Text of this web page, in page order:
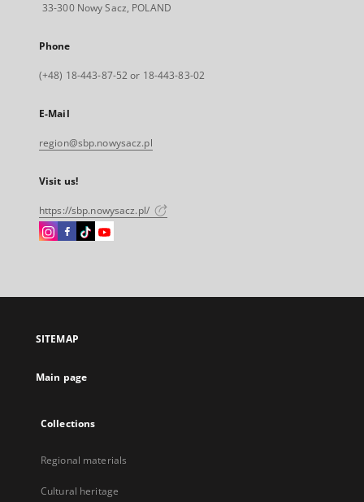
33-300 Nowy Sacz, POLAND
Phone
(+48) 18-443-87-52 or 18-443-83-02
E-Mail
region@sbp.nowysacz.pl
Visit us!
https://sbp.nowysacz.pl/
Instagram
open
new
Facebook
open
new
Instagram
open
new
Instagram
open
SITEMAP
Main page
Collections
Regional materials
Cultural heritage